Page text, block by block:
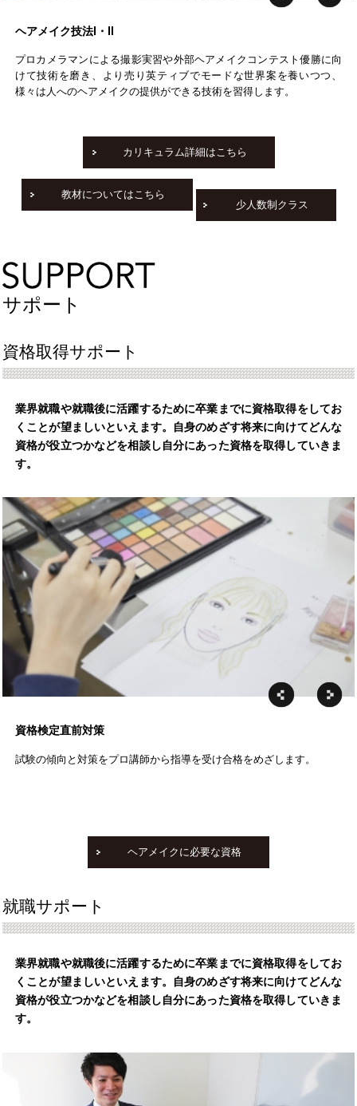
ヘアメイク技法Ⅰ・Ⅱ
プロカメラマンによる撮影実習や外部ヘアメイクコンテスト優勝に向
けて技術を磨き、より売り英ティブでモードな世界案を養いつつ、
様々は人へのヘアメイクの提供ができる技術を習得します。
カリキュラム詳細はこちら
教材についてはこちら
少人数制クラス
サポート
資格取得サポート
業界就職や就職後に活躍するために卒業までに資格取得をしてお
くことが望ましいといえます。自身のめざす将来に向けてどんな
資格が役立つかなどを相談し自分にあった資格を取得していきま
す。
資格検定直前対策
試験の傾向と対策をプロ講師から指導を受け合格をめざします。
ヘアメイクに必要な資格
就職サポート
業界就職や就職後に活躍するために卒業までに資格取得をしてお
くことが望ましいといえます。自身のめざす将来に向けてどんな
資格が役立つかなどを相談し自分にあった資格を取得していきま
す。